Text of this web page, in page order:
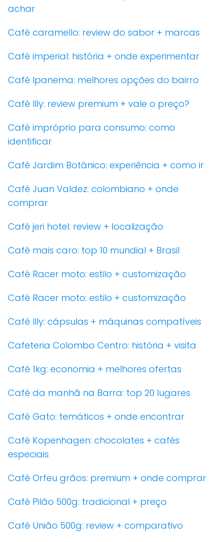
achar
Café caramello: review do sabor + marcas
Café imperial: história + onde experimentar
Café Ipanema: melhores opções do bairro
Café Illy: review premium + vale o preço?
Café impróprio para consumo: como
identificar
Café Jardim Botânico: experiência + como ir
Café Juan Valdez: colombiano + onde
comprar
Café jeri hotel: review + localização
Café mais caro: top 10 mundial + Brasil
Café Racer moto: estilo + customização
Café Racer moto: estilo + customização
Café Illy: cápsulas + máquinas compatíveis
Cafeteria Colombo Centro: história + visita
Café 1kg: economia + melhores ofertas
Café da manhã na Barra: top 20 lugares
Café Gato: temáticos + onde encontrar
Café Kopenhagen: chocolates + cafés
especiais
Café Orfeu grãos: premium + onde comprar
Café Pilão 500g: tradicional + preço
Café União 500g: review + comparativo